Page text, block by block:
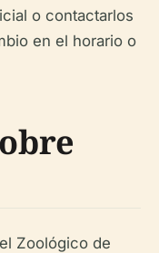
o contactarlos
en el horario o
Zoológico de